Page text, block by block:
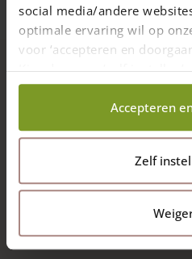
social media/andere
optimale ervaring wil op
voor ‘accepteren en
Kies dan voor ‘zelf
wij wel mogen verzamelen.
Accepteren
Zelf
Vi leverer bedste
Levering i hele
Egen arbejdsplads,